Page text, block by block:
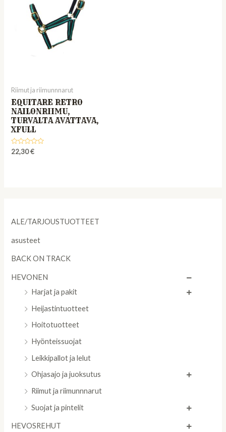
ALE/TARJOUSTUOTTEET
asusteet
BACK ON TRACK
HEVONEN
Harjat ja pakit
Heijastintuotteet
Hoitotuotteet
Hyönteissuojat
Leikkipallot ja lelut
Ohjasajo ja juoksutus
Riimut ja riimunnnarut
Suojat ja pintelit
HEVOSREHUT
Riimut ja riimunnnarut
EQUITARE RETRO
NAILONRIIMU,
TURVALTA AVATTAVA,
XFULL
Rated
0
22,30€